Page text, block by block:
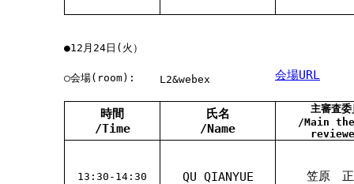
●12月24日(火）
○会場(room): L2&webex 会場URL
時間
/Time
氏名
/Name
主審査委
/Main
13:30-14:30 QU QIANYUE 笠原 正